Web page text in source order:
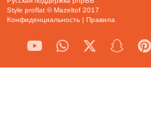
Style proflat ©Mazeltof 2017
Конфиденциальность | Правила